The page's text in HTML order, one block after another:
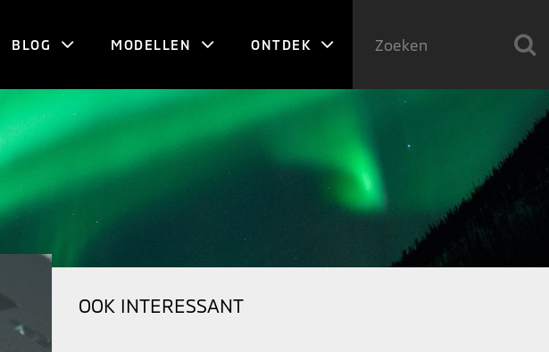
BLOG MODELLEN ONTDEK
OOK INTERESSANT